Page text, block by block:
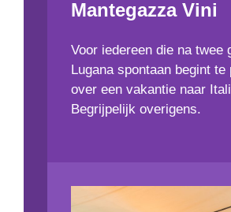
Mantegazza Vini
Voor iedereen die na twee
Lugana spontaan begint te
over een vakantie naar
Begrijpelijk overigens.